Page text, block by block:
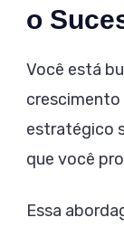
o
Você está
crescimento
estratégico
que você
Essa